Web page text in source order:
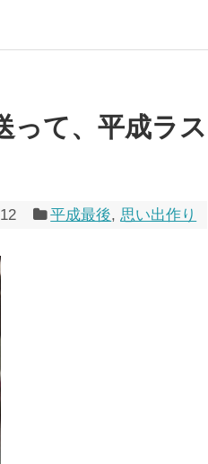
って、平成ラス
平成最後,思い出作り